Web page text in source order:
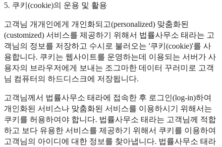
5. 쿠키(cookie)의 운용 및 활용
고객님 개개인에게 개인화되고(personalized) 맞춤화된
(customized) 서비스를 제공하기 위해서 법률사무소 태라는 고
객님의 정보를 저장하고 수시로 불러오는 '쿠키(cookie)'를 사
용합니다. 쿠키는 웹사이트를 운영하는데 이용되는 서버가 사
용자의 브라우저에게 보내는 조그마한 데이터 꾸러미로 고객
님 컴퓨터의 하드디스크에 저장됩니다.
고객님께서 법률사무소 태라에 접속한 후 로그인(log-in)하여
개인화된 서비스나 맞춤화된 서비스를 이용하시기 위해서는
쿠키를 허용하여야 합니다. 법률사무소 태라는 고객님께 적합
하고 보다 유용한 서비스를 제공하기 위해서 쿠키를 이용하여
고객님의 아이디에 대한 정보를 찾아냅니다. 법률사무소 태라